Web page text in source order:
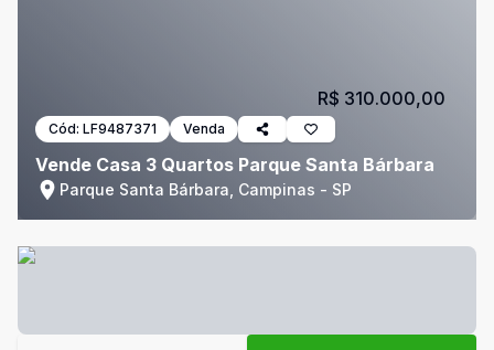
Cód: LF9487371 Venda
Vende Casa 3 Quartos Parque Santa Bárbara
Parque Santa Bárbara, Campinas - SP
R$ 310.000,00